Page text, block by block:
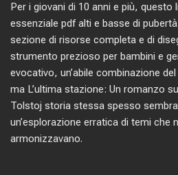
Per i giovani di 10 anni e più, questo
essenziale pdf alti e basse di
sezione di risorse completa e di
strumento prezioso per bambini e
evocativo, un’abile combinazione
ma L’ultima stazione: Un romanzo
Tolstoj storia stessa spesso
un’esplorazione erratica di temi che
armonizzavano.